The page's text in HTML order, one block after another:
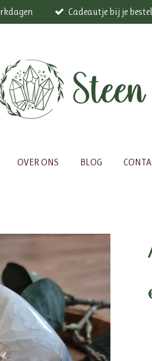
Cadeautje bij je
OVER ONS BLOG